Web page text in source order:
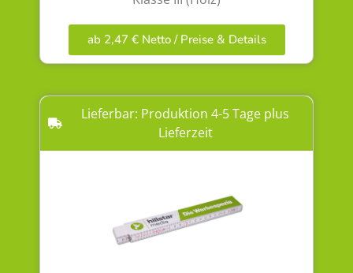
ab 2,47 € Netto / Preise & Details
Lieferbar: Produktion 4-5 Tage plus
Lieferzeit